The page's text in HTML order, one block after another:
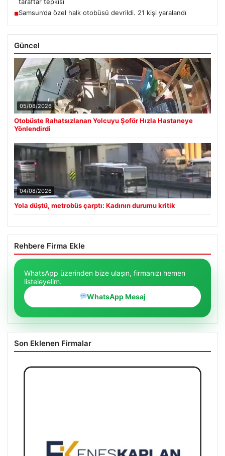
■Samsun’da özel halk otobüsü devrildi. 21 kişi yaralandı
Güncel
05/08/2026
Otobüste Rahatsızlanan Yolcuyu Şoför Hızla Hastaneye
Yönlendirdi
04/08/2026
Yola düştü, metrobüs çarptı: Kadının durumu kritik
Rehbere Firma Ekle
WhatsApp üzerinden bize ulaşın, firmanızı hemen
listeleyelim.
WhatsApp Mesaj
Son Eklenen Firmalar